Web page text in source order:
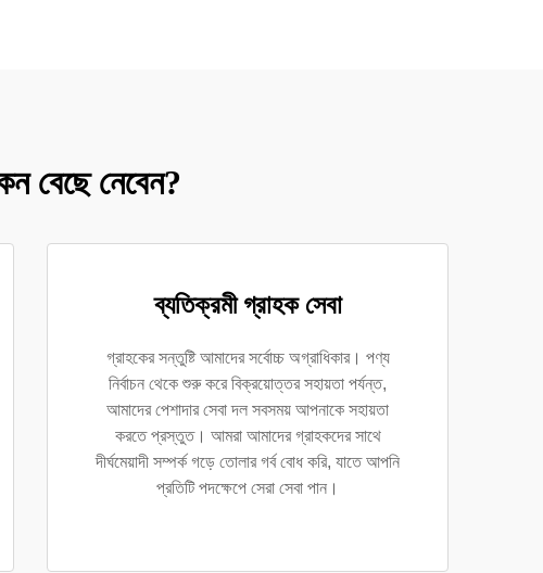
বেছে নেবেন?
ব্যতিক্রমী গ্রাহক সেবা
গ্রাহকের সন্তুষ্টি আমাদের সর্বোচ্চ অগ্রাধিকার। পণ্য
নির্বাচন থেকে শুরু করে বিক্রয়োত্তর সহায়তা পর্যন্ত,
আমাদের পেশাদার সেবা দল সবসময় আপনাকে সহায়তা
করতে প্রস্তুত। আমরা আমাদের গ্রাহকদের সাথে
দীর্ঘমেয়াদী সম্পর্ক গড়ে তোলার গর্ব বোধ করি, যাতে আপনি
প্রতিটি পদক্ষেপে সেরা সেবা পান।